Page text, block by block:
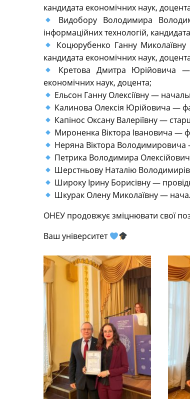
кандидата економічних наук,
Видобору Володимира
інформаційних технологій,
Коцюрубенко Ганну Миколаївну
кандидата економічних наук,
Кретова Дмитра Юрійовича —
економічних наук, доцента;
Ельсон Ганну Олексіївну —
Калинова Олексія Юрійовича —
Капінос Оксану Валеріївну —
Мироненка Віктора Івановича —
Неряна Віктора Володимировича
Петрика Володимира
Шерстньову Наталію
Широку Ірину Борисівну —
Шкурак Олену Миколаївну —
ОНЕУ продовжує зміцнювати свої
Ваш університет